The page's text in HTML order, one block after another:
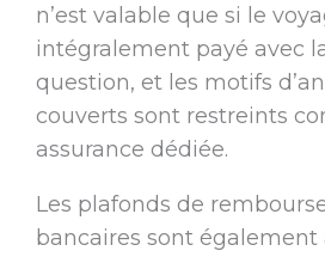
n’est valable que si le
intégralement payé avec
question, et les motifs
couverts sont restreints
assurance dédiée.
Les plafonds de
bancaires sont également